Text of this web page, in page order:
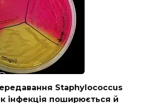
Staphylococcus
інфекція поширюється й